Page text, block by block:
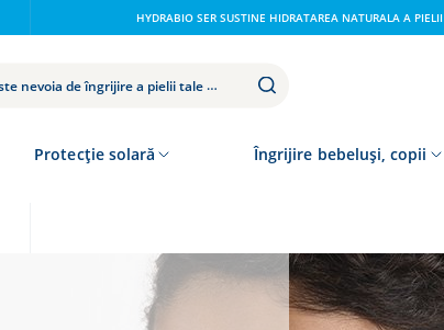
HYDRABIO SER SUSTINE HIDRATAREA NATURALA A PIELII
Protecție solară Îngrijire bebeluși, copii